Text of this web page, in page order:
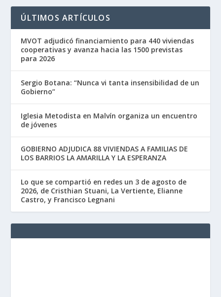
ÚLTIMOS ARTÍCULOS
MVOT adjudicó financiamiento para 440 viviendas
cooperativas y avanza hacia las 1500 previstas
para 2026
Sergio Botana: “Nunca vi tanta insensibilidad de un
Gobierno”
Iglesia Metodista en Malvín organiza un encuentro
de jóvenes
GOBIERNO ADJUDICA 88 VIVIENDAS A FAMILIAS DE
LOS BARRIOS LA AMARILLA Y LA ESPERANZA
Lo que se compartió en redes un 3 de agosto de
2026, de Cristhian Stuani, La Vertiente, Elianne
Castro, y Francisco Legnani